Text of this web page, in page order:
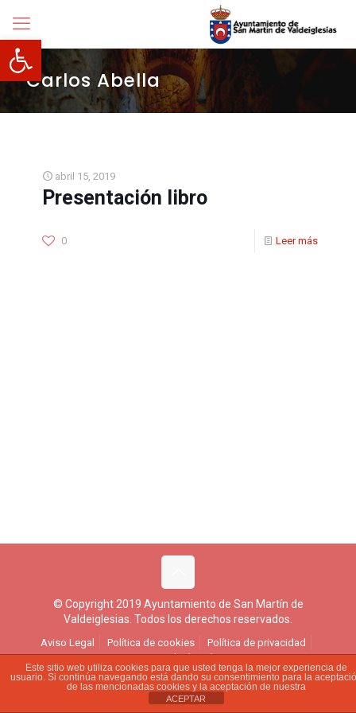
Abrir barra de herramientas
Carlos Abella
abril 15, 2019
Presentación libro
0 Leer más
© Copyright 2019 Ayuntamiento de San Martín de
Valdeiglesias. Todos los derechos reservados.
Aviso Legal Política de cookies
Política de privacidad
Ejercicio de derechos
Este sitio web utiliza cookies para que usted tenga la mejor experiencia de
usuario. Si continúa navegando está dando su consentimiento para la
de las mencionadas cookies y la aceptación de nuestra
ACEPTAR